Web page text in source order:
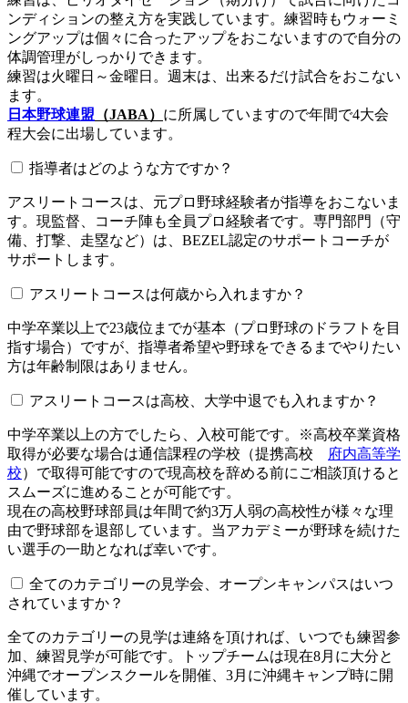
ンディションの整え方を実践しています。練習時もウォーミ
ングアップは個々に合ったアップをおこないますので自分の
体調管理がしっかりできます。
練習は火曜日～金曜日。週末は、出来るだけ試合をおこない
ます。
日本野球連盟 （JABA） に所属していますので年間で4大会
程大会に出場しています。
指導者はどのような方ですか？
アスリートコースは、元プロ野球経験者が指導をおこないま
す。現監督、コーチ陣も全員プロ経験者です。専門部門（守
備、打撃、走塁など）は、BEZEL認定のサポートコーチが
サポートします。
アスリートコースは何歳から入れますか？
中学卒業以上で23歳位までが基本（プロ野球のドラフトを目
指す場合）ですが、指導者希望や野球をできるまでやりたい
方は年齢制限はありません。
アスリートコースは高校、大学中退でも入れますか？
中学卒業以上の方でしたら、入校可能です。※高校卒業資格
取得が必要な場合は通信課程の学校（提携高校
府内高等学
校）で取得可能ですので現高校を辞める前にご相談頂けると
スムーズに進めることが可能です。
現在の高校野球部員は年間で約3万人弱の高校性が様々な理
由で野球部を退部しています。当アカデミーが野球を続けた
い選手の一助となれば幸いです。
全てのカテゴリーの見学会、オープンキャンパスはいつ
されていますか？​​​​​
全てのカテゴリーの見学は連絡を頂ければ、いつでも練習参
加、練習見学が可能です。トップチームは現在8月に大分と
沖縄でオープンスクールを開催、3月に沖縄キャンプ時に開
催しています。